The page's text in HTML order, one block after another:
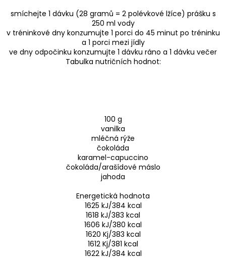
smíchejte 1 dávku (28 gramů = 2 polévkové lžíce) prášku s
250 ml vody
v tréninkové dny konzumujte 1 porci do 45 minut po tréninku
a 1 porci mezi jídly
ve dny odpočinku konzumujte 1 dávku ráno a 1 dávku večer
Tabulka nutričních hodnot:
100 g
vanilka
mléčná rýže
čokoláda
karamel-capuccino
čokoláda/arašídové máslo
jahoda
Energetická hodnota
1625 kJ/384 kcal
1618 kJ/383 kcal
1606 kJ/380 kcal
1620 Kj/383 kcal
1612 Kj/381 kcal
1622 kJ/384 kcal